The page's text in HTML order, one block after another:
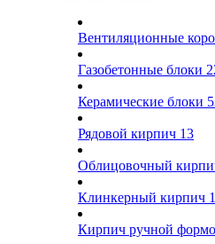
Вентиляционные
Газобетонные блоки
Керамические блоки
Рядовой кирпич 13
Облицовочный
Клинкерный кирпич
Кирпич ручной